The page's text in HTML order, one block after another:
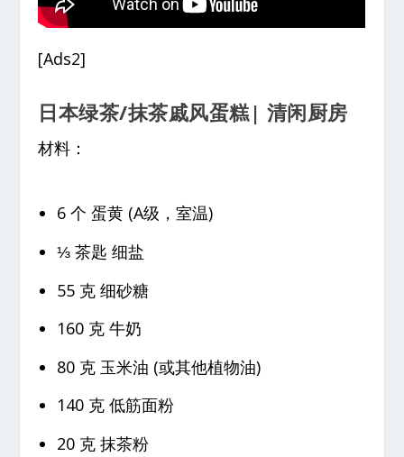
[Ads2]
日本绿茶/抹茶戚风蛋糕| 清闲厨房
材料：
6 个 蛋黄 (A级，室温)
⅓ 茶匙 细盐
55 克 细砂糖
160 克 牛奶
80 克 玉米油 (或其他植物油)
140 克 低筋面粉
20 克 抹茶粉